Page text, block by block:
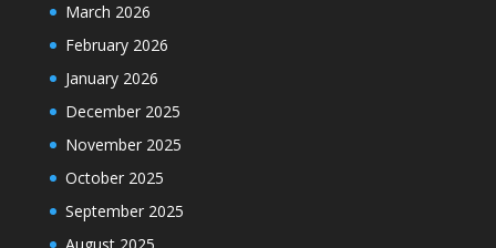
March 2026
February 2026
January 2026
December 2025
November 2025
October 2025
September 2025